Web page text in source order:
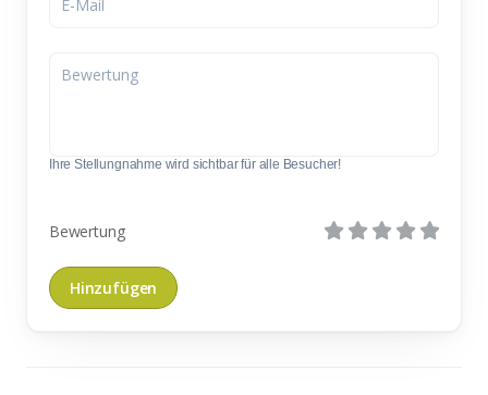
Ihre Stellungnahme wird sichtbar für alle Besucher!
Bewertung